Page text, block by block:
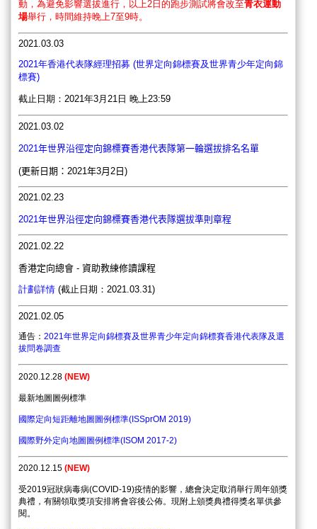
動，為避免影響選拔進行，以上2日的跑步測試將會改至青衣運動
場舉行，時間維持晚上7至9時。
2021.03.03
2021年香港代表隊經理招募 (世界定向錦標賽及世界青少年定向錦
標賽)
截止日期：2021年3月21日 晚上23:59
2021.03.02
2021年世界沿徑定向錦標賽香港代表隊第一輪選拔排名名單
(更新日期：2021年3月2日)
2021.02.23
2021年世界沿徑定向錦標賽香港代表隊選拔準則章程
2021.02.22
香港定向總會 - 資助教練修讀課程
計劃詳情 (截止日期：2021.03.31)
2021.02.05
通告： 2021年世界定向錦標賽及世界青少年定向錦標賽香港代表隊及選
拔問卷調查
2020.12.28 (NEW)
最新地圖圖例標準
國際定向短距離地圖圖例標準(ISSprOM 2019)
國際野外定向地圖圖例標準(ISOM 2017-2)
2020.12.15 (NEW)
受2019冠狀病毒病(COVID-19)疫情的影響，總會決定取消舉行周年頒獎
典禮，有關領取獎項安排將會容後公佈。現附上頒獎典禮得獎名單供參
閱。